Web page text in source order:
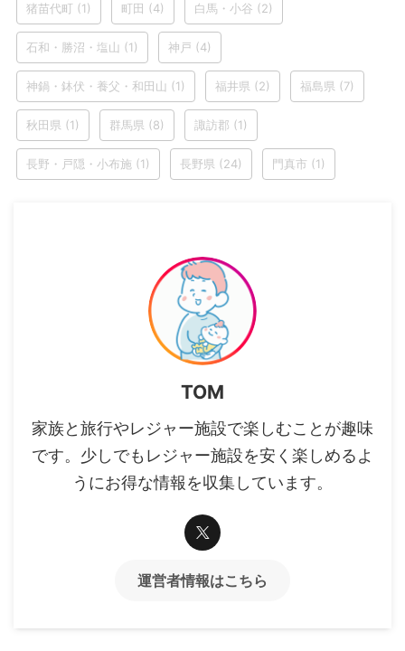
猪苗代町 (1) 町田 (4) 白馬・小谷 (2)
石和・勝沼・塩山 (1) 神戸 (4)
神鍋・鉢伏・養父・和田山 (1) 福井県 (2) 福島県 (7)
秋田県 (1) 群馬県 (8) 諏訪郡 (1)
長野・戸隠・小布施 (1) 長野県 (24) 門真市 (1)
TOM
家族と旅行やレジャー施設で楽しむことが趣味
です。少しでもレジャー施設を安く楽しめるよ
うにお得な情報を収集しています。
運営者情報はこちら